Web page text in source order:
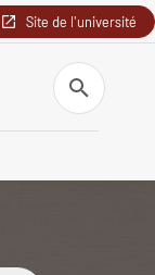
Site de l'université
Recherche